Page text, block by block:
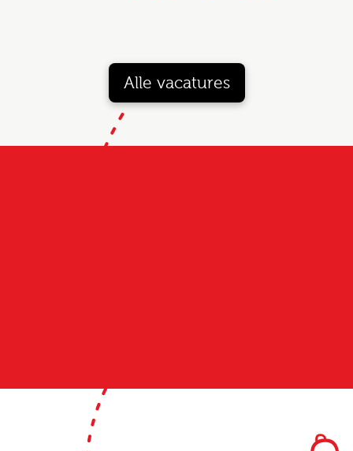
Alle vacatures